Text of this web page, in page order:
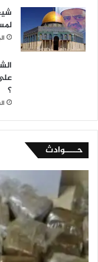
؟
حــــوادث